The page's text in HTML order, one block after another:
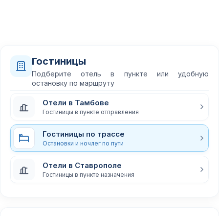
Гостиницы
Подберите отель в пункте или удобную
остановку по маршруту
Отели в Тамбове
Гостиницы в пункте отправления
Гостиницы по трассе
Остановки и ночлег по пути
Отели в Ставрополе
Гостиницы в пункте назначения